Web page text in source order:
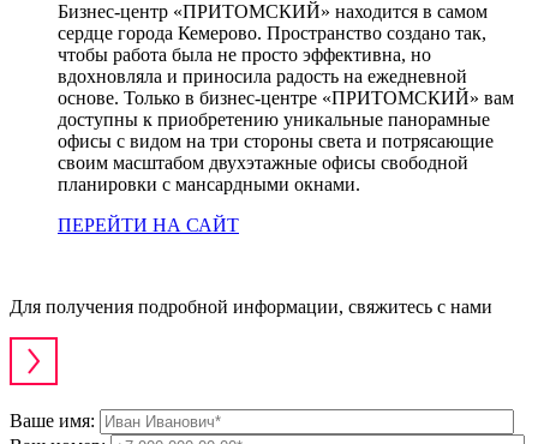
Бизнес-центр «ПРИТОМСКИЙ» находится в самом
сердце города Кемерово. Пространство создано так,
чтобы работа была не просто эффективна, но
вдохновляла и приносила радость на ежедневной
основе. Только в бизнес-центре «ПРИТОМСКИЙ» вам
доступны к приобретению уникальные панорамные
офисы с видом на три стороны света и потрясающие
своим масштабом двухэтажные офисы свободной
планировки с мансардными окнами.
ПЕРЕЙТИ НА САЙТ
Для получения подробной информации, свяжитесь с нами
Ваше имя: